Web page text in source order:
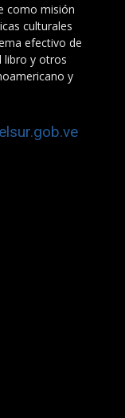
como misión
culturales
efectivo de
libro y otros
y